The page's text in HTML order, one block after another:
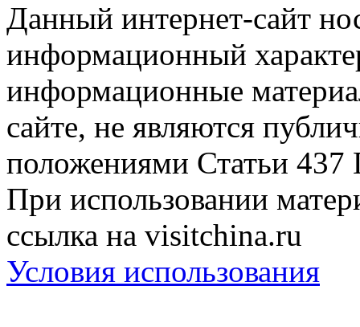
Данный интернет-сайт
информационный
информационные
сайте, не являются
положениями Статьи 437
При использовании
ссылка на visitchina.ru
Условия использования